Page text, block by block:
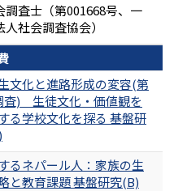
調査士（第001668号、一
社会調査協会）
文化と進路形成の変容(第
査) 生徒文化・価値観を
る学校文化を探る 基盤研
るネパール人：家族の生
と教育課題 基盤研究(B)